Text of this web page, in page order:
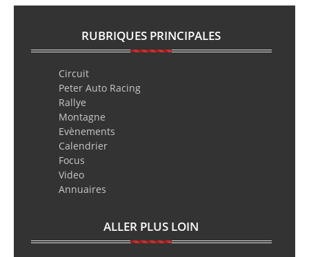
RUBRIQUES PRINCIPALES
Circuit
Peter Auto Racing
Rallye
Montagne
Evènements
Calendrier
Focus
Video
Annuaires
ALLER PLUS LOIN